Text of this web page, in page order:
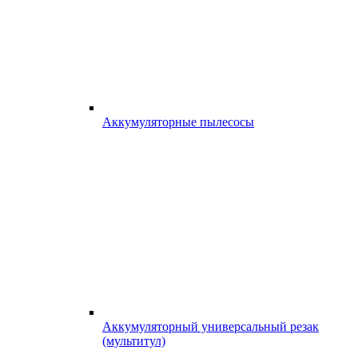
Аккумуляторные пылесосы
Аккумуляторный универсальный резак
(мультитул)